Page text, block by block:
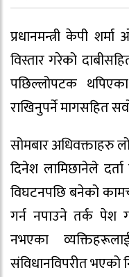
प्रधानमन्त्री केपी
विस्तार गरेको
पछिल्लोपटक थपिएका
राखिनुपर्ने मागसहित
सोमबार अधिवक्ताहरु
दिनेश लामिछानेले
विघटनपछि बनेको
गर्न नपाउने तर्क पेश
नभएका
संविधानविपरीत